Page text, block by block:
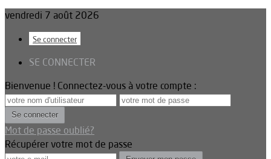
vendredi 7 août 2026
Se connecter
SE CONNECTER
Bienvenue ! Connectez-vous à votre compte :
Mot de passe oublié?
Récupérer votre mot de passe